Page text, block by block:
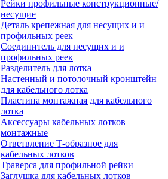
Рейки профильные конструкционные/
несущие
Деталь крепежная для несущих и и
профильных реек
Соединитель для несущих и и
профильных реек
Разделитель для лотка
Настенный и потолочный кронштейн
для кабельного лотка
Пластина монтажная для кабельного
лотка
Аксессуары кабельных лотков
монтажные
Ответвление Т-образное для
кабельных лотков
Траверса для профильной рейки
Заглушка для кабельных лотков